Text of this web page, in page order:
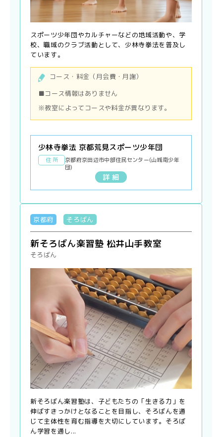
スポーツ少年団やカルチャーなどの地域活動や、学
校、職域のクラブ活動として、少林寺拳法を普及し
ています。
コース・料金（月会費・月謝）
■コース情報はありません
※教室によってコースや料金が異なります。
少林寺拳法 京都荒見スポーツ少年団
住 所
京都府京田辺市中部住民センター(山城南少年
団)
詳 細
京都府 そろばん
新そろばん楽習塾 松井山手教室
そろばん
新そろばん楽習塾は、子どもたちの「生きる力」を
伸ばすきっかけとなることを目指し、そろばんを通
じて主体性を育む指導を大切にしています。そろば
ん学習を通し...